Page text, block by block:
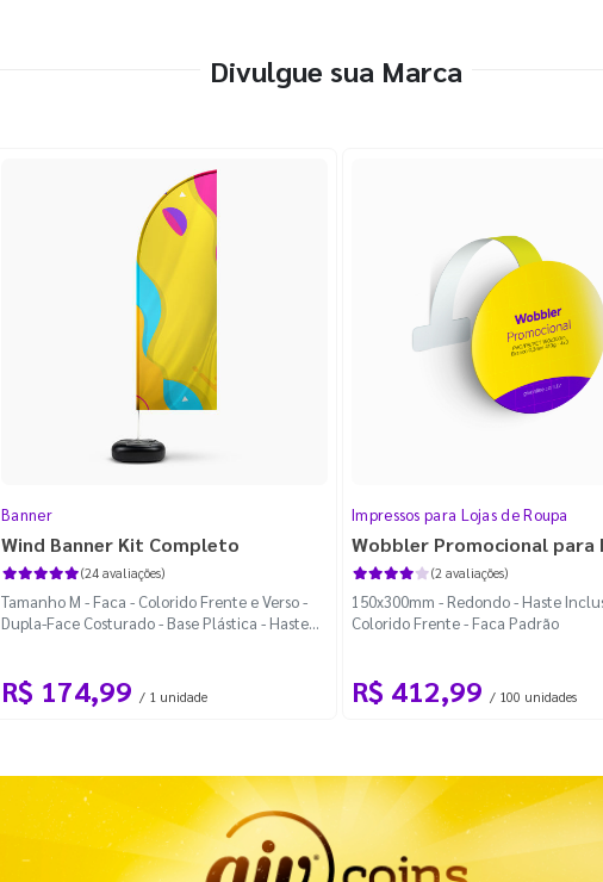
Divulgue sua Marca
Banner
Wind Banner Kit Completo
(24 avaliações)
Tamanho M - Faca - Colorido Frente e Verso -
Dupla-Face Costurado - Base Plástica - Haste
R$ 174,99 / 1 unidade
Impressos para Lojas de Roupa
Wobbler Promocional para
(2 avaliações)
150x300mm - Redondo - Haste
Colorido Frente - Faca Padrão
R$ 412,99 / 100 unidades